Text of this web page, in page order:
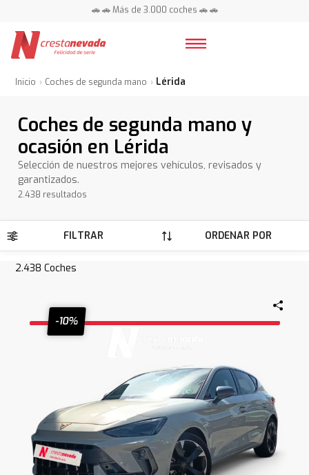
📍 Centros en toda España ⭐
Inicio Coches de segunda mano Lérida
Coches de segunda mano y
ocasión en Lérida
Selección de nuestros mejores vehículos, revisados y
garantizados.
2.438 resultados
FILTRAR ORDENAR POR
2.438 Coches
-10%